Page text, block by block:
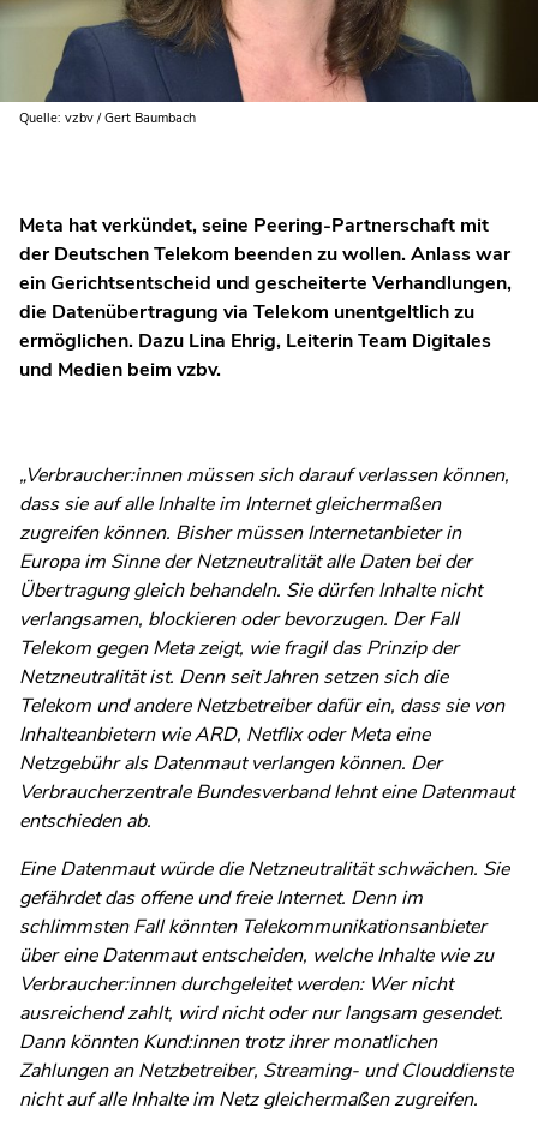
Quelle: vzbv / Gert Baumbach
Meta hat verkündet, seine Peering-Partnerschaft mit
der Deutschen Telekom beenden zu wollen. Anlass war
ein Gerichtsentscheid und gescheiterte Verhandlungen,
die Datenübertragung via Telekom unentgeltlich zu
ermöglichen. Dazu Lina Ehrig, Leiterin Team Digitales
und Medien beim vzbv.
„Verbraucher:innen müssen sich darauf verlassen können,
dass sie auf alle Inhalte im Internet gleichermaßen
zugreifen können. Bisher müssen Internetanbieter in
Europa im Sinne der Netzneutralität alle Daten bei der
Übertragung gleich behandeln. Sie dürfen Inhalte nicht
verlangsamen, blockieren oder bevorzugen. Der Fall
Telekom gegen Meta zeigt, wie fragil das Prinzip der
Netzneutralität ist. Denn seit Jahren setzen sich die
Telekom und andere Netzbetreiber dafür ein, dass sie von
Inhalteanbietern wie ARD, Netflix oder Meta eine
Netzgebühr als Datenmaut verlangen können. Der
Verbraucherzentrale Bundesverband lehnt eine Datenmaut
entschieden ab.
Eine Datenmaut würde die Netzneutralität schwächen. Sie
gefährdet das offene und freie Internet. Denn im
schlimmsten Fall könnten Telekommunikationsanbieter
über eine Datenmaut entscheiden, welche Inhalte wie zu
Verbraucher:innen durchgeleitet werden: Wer nicht
ausreichend zahlt, wird nicht oder nur langsam gesendet.
Dann könnten Kund:innen trotz ihrer monatlichen
Zahlungen an Netzbetreiber, Streaming- und Clouddienste
nicht auf alle Inhalte im Netz gleichermaßen zugreifen.